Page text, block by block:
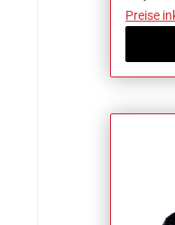
Preise